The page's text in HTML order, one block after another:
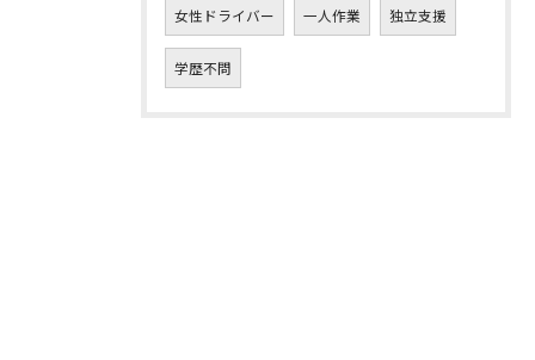
女性ドライバー 一人作業 独立支援
学歴不問